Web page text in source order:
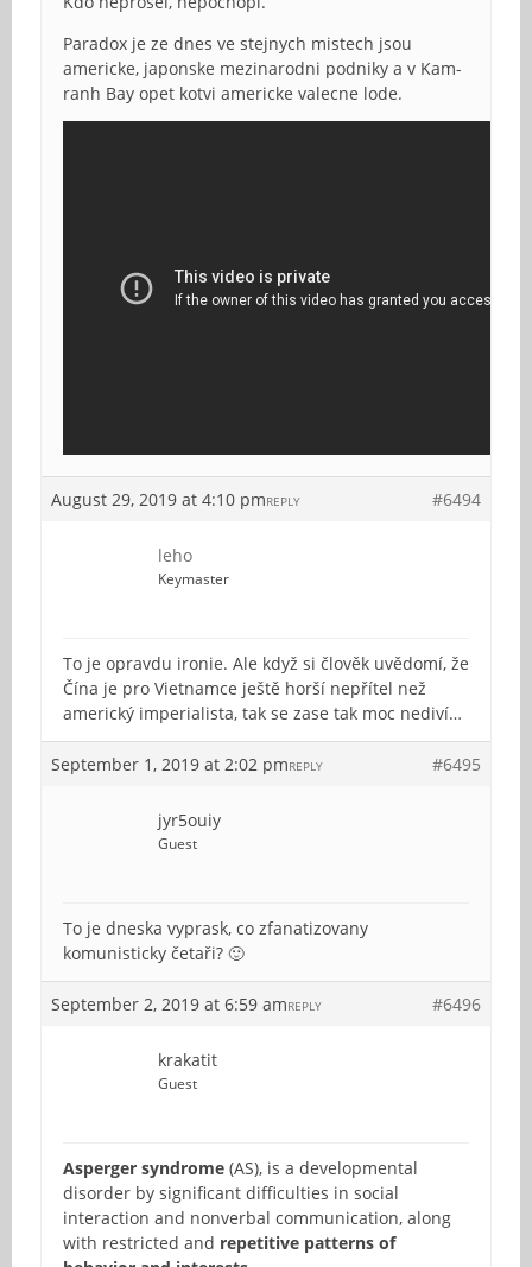
Paradox je ze dnes ve stejnych mistech jsou
americke, japonske mezinarodni podniky a v Kam-
ranh Bay opet kotvi americke valecne lode.
August 29, 2019 at 4:10 pm #6494
REPLY
leho
Keymaster
To je opravdu ironie. Ale když si člověk uvědomí, že
Čína je pro Vietnamce ještě horší nepřítel než
americký imperialista, tak se zase tak moc nediví…
September 1, 2019 at 2:02 pm #6495
REPLY
jyr5ouiy
Guest
To je dneska vyprask, co zfanatizovany
komunisticky četaři? 🙂
September 2, 2019 at 6:59 am #6496
REPLY
krakatit
Guest
Asperger syndrome (AS), is a developmental
disorder by significant difficulties in social
interaction and nonverbal communication, along
with restricted and repetitive patterns of